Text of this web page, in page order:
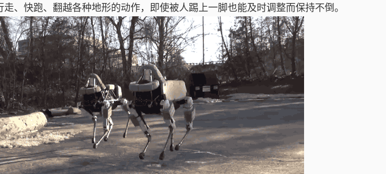
、快跑、翻越各种地形的动作，即使被人踢上一脚也能及时调整而保持不倒。